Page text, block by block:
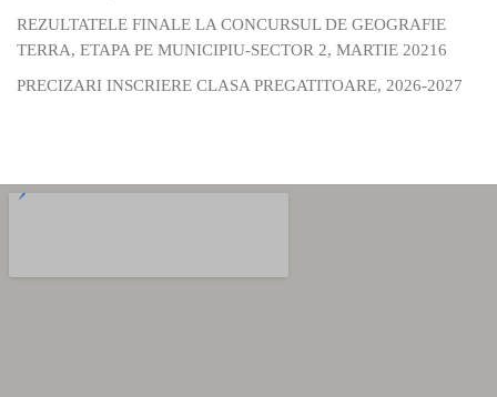
REZULTATELE FINALE LA CONCURSUL DE GEOGRAFIE
TERRA, ETAPA PE MUNICIPIU-SECTOR 2, MARTIE 20216
PRECIZARI INSCRIERE CLASA PREGATITOARE, 2026-2027